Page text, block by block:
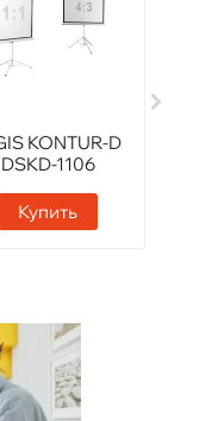
KONTUR-D
DSKD-1106
Купить